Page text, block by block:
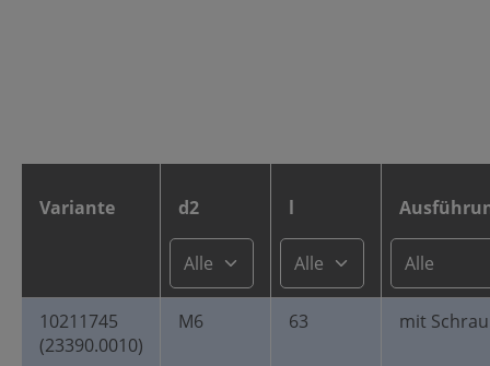
Variante d2 l
10211745
(23390.0010)
M6 63 mit